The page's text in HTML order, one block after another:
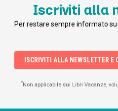
Iscriviti alla
Per restare sempre informato su
ISCRIVITI ALLA NEWSLETTER E
*Non applicabile sui Libri Vacanze,